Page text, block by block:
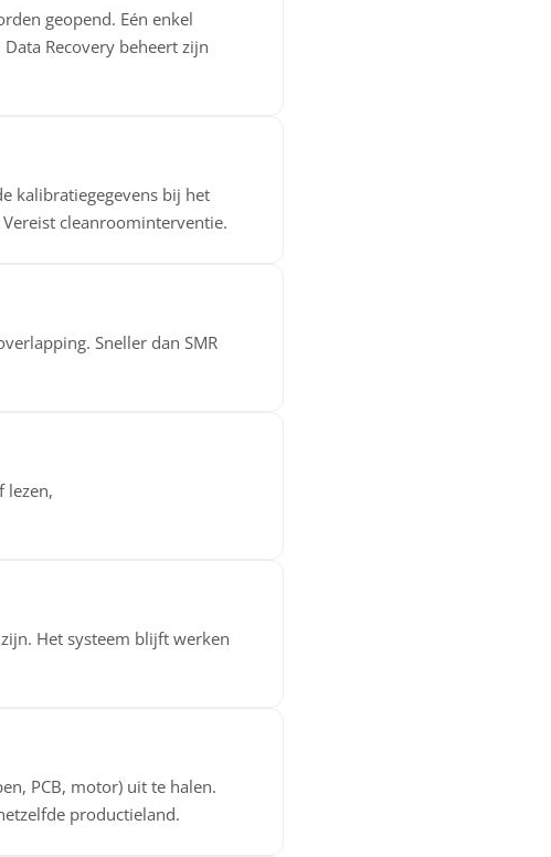
geopend. Eén enkel
Recovery beheert zijn
kalibratiegegevens bij het
cleanroominterventie.
Sneller dan SMR
lezen,
Het systeem blijft werken
PCB, motor) uit te halen.
productieland.